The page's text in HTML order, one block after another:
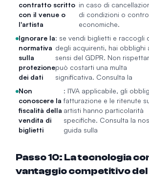
contratto scritto
con il venue o
l'artista
in caso di
di condizioni o
economiche.
Ignorare la
normativa
sulla
protezione
dei dati
: se vendi biglietti e raccogli
degli acquirenti, hai obblighi
sensi del GDPR. Non
può costarti una multa
significativa. Consulta la
Non
conoscere la
fiscalità della
vendita di
biglietti
: l'IVA applicabile, gli
fatturazione e le ritenute
artisti hanno particolarità
specifiche. Consulta la
guida sulla
Passo 10: La tecnologia
vantaggio competitivo del